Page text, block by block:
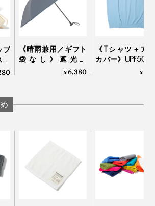
維の撚り」。
に当てないようにゆっくり編み上げ。
り具合も、強すぎると硬くなり、ゆる
けてしまうところ、「柔らかさ」と
プ
バ
《晴雨兼用／ギフト
袋なし》遮光率
100％、折り畳まな
¥6,380
《Tシャツ＋ア
カバー》UPF50+
い目なしで動き
¥